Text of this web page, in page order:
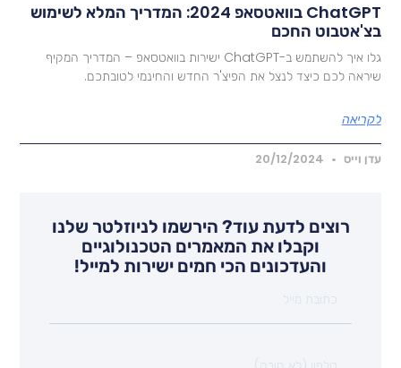
ChatGPT בוואטסאפ 2024: המדריך המלא לשימוש
החכם
גלו איך להשתמש ב-ChatGPT ישירות בוואטסאפ – המדריך המקיף
לכם כיצד לנצל את הפיצ'ר החדש והחינמי לטובתכם.
וייס 20/12/2024
רוצים לדעת עוד? הירשמו לניוזלטר שלנו
וקבלו את המאמרים הטכנולוגיים
והעדכונים הכי חמים ישירות למייל!